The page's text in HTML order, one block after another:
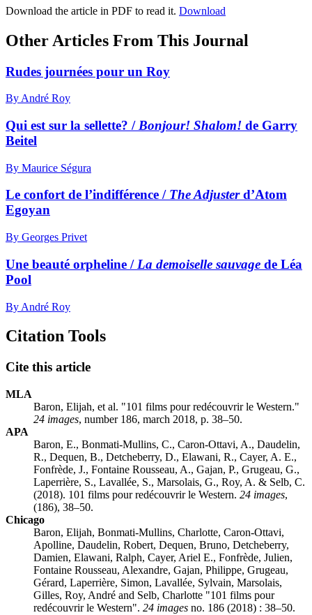
Download the article in PDF to read it. Download
Other Articles From This Journal
Rudes journées pour un Roy
By André Roy
Qui est sur la sellette? / Bonjour! Shalom! de Garry
Beitel
By Maurice Ségura
Le confort de l’indifférence / The Adjusterd’Atom
Egoyan
By Georges Privet
Une beauté orpheline / La demoiselle sauvage de Léa
Pool
By André Roy
Citation Tools
Cite this article
MLA
Baron, Elijah, et al. "101 films pour redécouvrir le Western."
24 images, number 186, march 2018, p. 38–50.
APA
Baron, E., Bonmati-Mullins, C., Caron-Ottavi, A., Daudelin,
R., Dequen, B., Detcheberry, D., Elawani, R., Cayer, A. E.,
Fonfrède, J., Fontaine Rousseau, A., Gajan, P., Grugeau, G.,
Laperrière, S., Lavallée, S., Marsolais, G., Roy, A. & Selb, C.
(2018). 101 films pour redécouvrir le Western. 24 images,
(186), 38–50.
Chicago
Baron, Elijah, Bonmati-Mullins, Charlotte, Caron-Ottavi,
Apolline, Daudelin, Robert, Dequen, Bruno, Detcheberry,
Damien, Elawani, Ralph, Cayer, Ariel E., Fonfrède, Julien,
Fontaine Rousseau, Alexandre, Gajan, Philippe, Grugeau,
Gérard, Laperrière, Simon, Lavallée, Sylvain, Marsolais,
Gilles, Roy, André and Selb, Charlotte "101 films pour
redécouvrir le Western". 24 images no. 186 (2018) : 38–50.